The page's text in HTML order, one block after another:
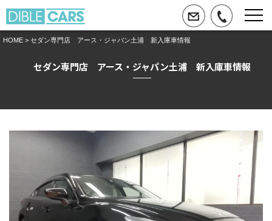
HOME > セダン専門店 アース・ジャパン土浦 新入庫車情報
セダン専門店 アース・ジャパン土浦 新入庫車情報